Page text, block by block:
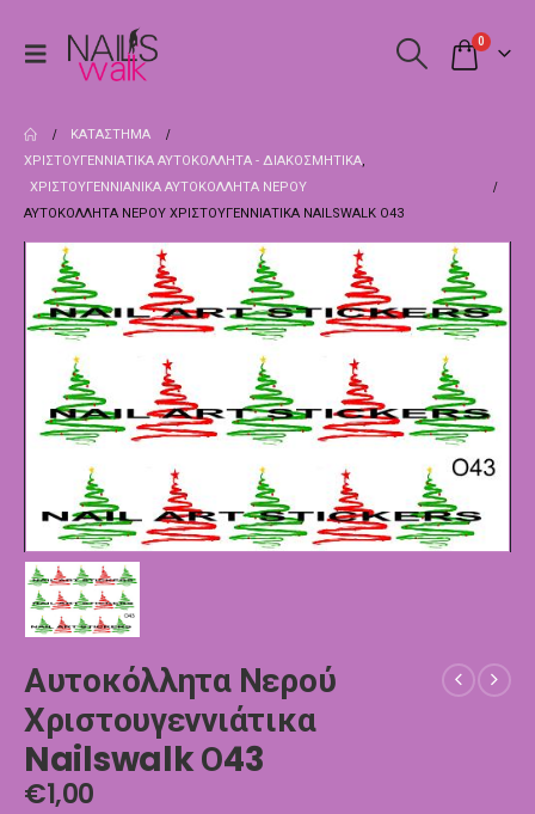
0
ΚΑΤΆΣΤΗΜΑ
ΧΡΙΣΤΟΥΓΕΝΝΙΆΤΙΚΑ ΑΥΤΟΚΌΛΛΗΤΑ - ΔΙΑΚΟΣΜΗΤΙΚΆ,
ΧΡΙΣΤΟΥΓΕΝΝΙΑΝΙΚΑ ΑΥΤΟΚΌΛΛΗΤΑ ΝΕΡΟΎ
ΑΥΤΟΚΌΛΛΗΤΑ ΝΕΡΟΎ ΧΡΙΣΤΟΥΓΕΝΝΙΆΤΙΚΑ NAILSWALK Ο43
Αυτοκόλλητα Νερού
Χριστουγεννιάτικα
Nailswalk Ο43
€1,00